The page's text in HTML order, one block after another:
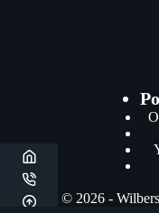
Copyright © 2026 -